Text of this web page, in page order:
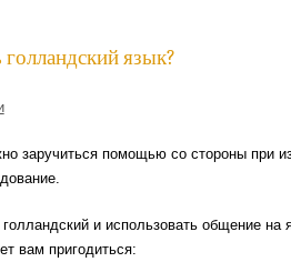
язык?
заручиться помощью со стороны при
и использовать общение
вам пригодиться: